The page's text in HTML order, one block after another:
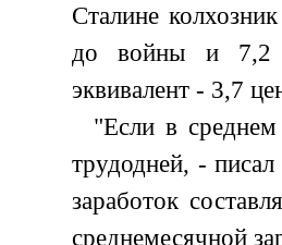
Сталине
до войны и 7,2
эквивалент - 3,7
"Если в
трудодней, -
заработок
среднемесячной